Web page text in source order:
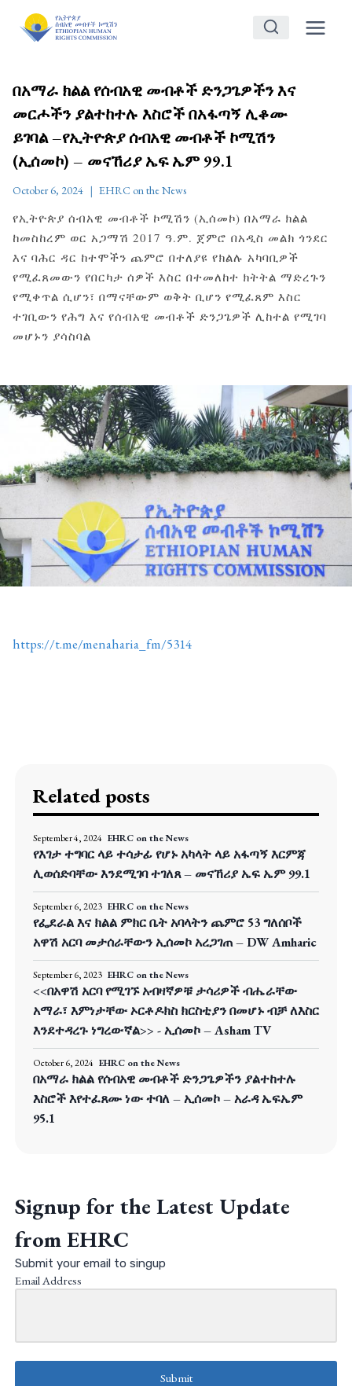
በአማራ ክልል የሰብአዊ መብቶች ድንጋጌዎችን እና
መርሖችን ያልተከተሉ እስሮች በአፋጣኝ ሊቆሙ
ይገባል –የኢትዮጵያ ሰብአዊ መብቶች ኮሚሽን
(ኢሰመኮ) – መናኸሪያ ኤፍ ኤም 99.1
October 6, 2024 EHRC on the News
የኢትዮጵያ ሰብአዊ መብቶች ኮሚሽን (ኢሰመኮ) በአማራ ክልል
ከመስከረም ወር አጋማሽ 2017 ዓ.ም. ጀምሮ በአዲስ መልክ ጎንደር
እና ባሕር ዳር ከተሞችን ጨምሮ በተለያዩ የክልሉ አካባቢዎች
የሚፈጸመውን የበርካታ ሰዎች እስር በተመለከተ ክትትል ማድረጉን
የሚቀጥል ሲሆን፣ በማናቸውም ወቅት ቢሆን የሚፈጸም እስር
ተገቢውን የሕግ እና የሰብአዊ መብቶች ድንጋጌዎች ሊከተል የሚገባ
መሆኑን ያሳስባል
https://t.me/menaharia_fm/5314
Related posts
September 4, 2024 EHRC on the News
የእገታ ተግባር ላይ ተሳታፊ የሆኑ አካላት ላይ አፋጣኝ እርምጃ
ሊወሰድባቸው እንደሚገባ ተገለጸ – መናኸሪያ ኤፍ ኤም 99.1
September 6, 2023 EHRC on the News
የፌደራል እና ክልል ምክር ቤት አባላትን ጨምሮ 53 ግለሰቦች
አዋሽ አርባ መታሰራቸውን ኢሰመኮ አረጋገጠ – DW Amharic
September 6, 2023 EHRC on the News
<<በአዋሽ አርባ የሚገኙ አብዛኛዎቹ ታሳሪዎች ብሔራቸው
አማራ፣ እምነታቸው ኦርቶዶክስ ክርስቲያን በመሆኑ ብቻ ለእስር
እንደተዳረጉ ነግረውኛል>> - ኢሰመኮ – Asham TV
October 6, 2024 EHRC on the News
በአማራ ክልል የሰብአዊ መብቶች ድንጋጌዎችን ያልተከተሉ
እስሮች እየተፈጸሙ ነው ተባለ – ኢሰመኮ – አራዳ ኤፍኤም
95.1
Signup for the Latest Update
from EHRC
Submit your email to singup
Email Address
Submit